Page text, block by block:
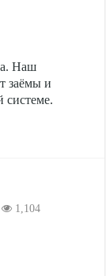
Наш
заёмы и
системе.
1,104